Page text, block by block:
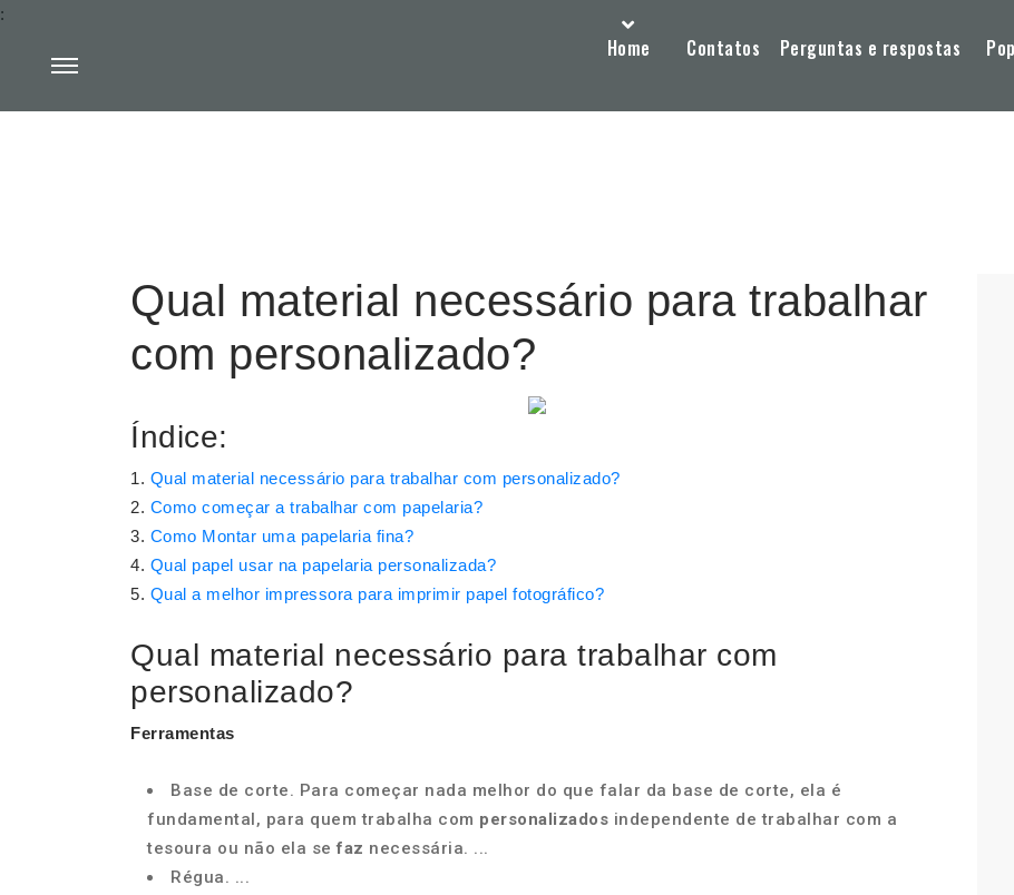
Home Contatos Perguntas e respostas
:
Qual material necessário para trabalhar
com personalizado?
Índice:
Qual material necessário para trabalhar com personalizado?
Como começar a trabalhar com papelaria?
Como Montar uma papelaria fina?
Qual papel usar na papelaria personalizada?
Qual a melhor impressora para imprimir papel fotográfico?
Qual material necessário para trabalhar com
personalizado?
Ferramentas
Base de corte. Para começar nada melhor do que falar da base de corte, ela é
fundamental, para quem trabalha com personalizados independente de trabalhar com a
tesoura ou não ela sefaz necessária. ...
Régua. ...